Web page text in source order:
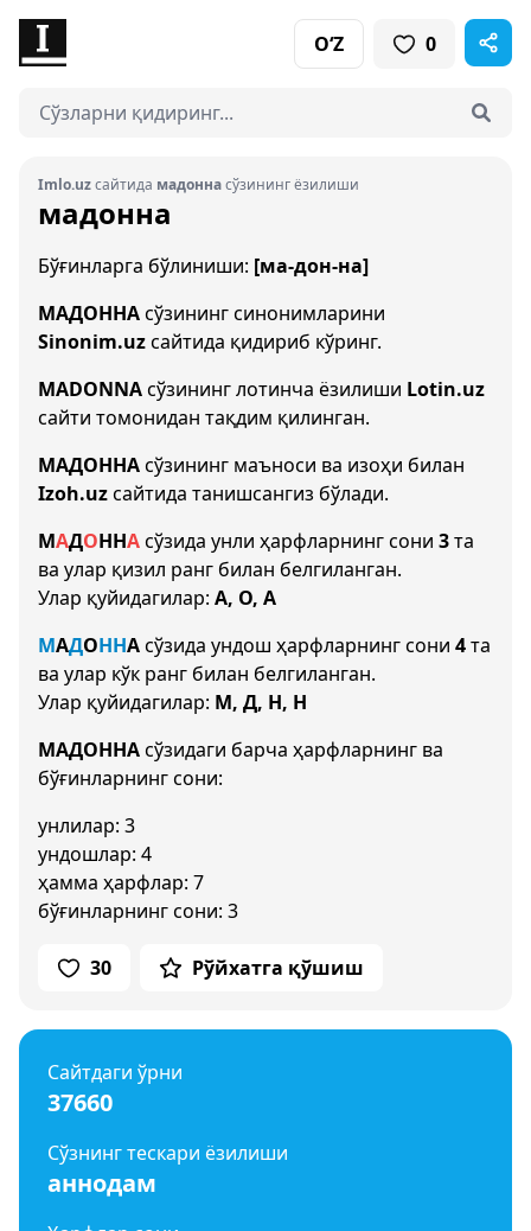
O‘Z 0
Imlo.uzсайтида мадоннасўзининг ёзилиши
мадонна
Бўғинларга бўлиниши: [ма-дон-на]
МАДОННАсўзининг синонимларини
Sinonim.uzсайтида қидириб кўринг.
MADONNAсўзининг лотинча ёзилиши Lotin.uz
сайти томонидан тақдим қилинган.
МАДОННАсўзининг маъноси ва изоҳи билан
Izoh.uzсайтида танишсангиз бўлади.
МАДОННАсўзида унли ҳарфларнинг сони 3та
ва улар қизил ранг билан белгиланган.
Улар қуйидагилар: А, О, А
МАДОННАсўзида ундош ҳарфларнинг сони 4та
ва улар кўк ранг билан белгиланган.
Улар қуйидагилар: М, Д, Н, Н
МАДОННАсўзидаги барча ҳарфларнинг ва
бўғинларнинг сони:
унлилар: 3
ундошлар: 4
ҳамма ҳарфлар: 7
бўғинларнинг сони: 3
30 Рўйхатга қўшиш
Сайтдаги ўрни
37660
Сўзнинг тескари ёзилиши
аннодам